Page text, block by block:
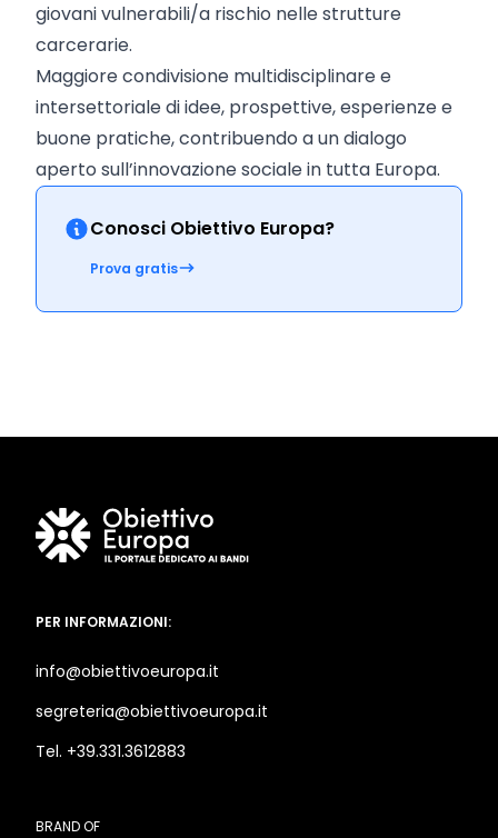
giovani vulnerabili/a rischio nelle strutture
carcerarie.
Maggiore condivisione multidisciplinare e
intersettoriale di idee, prospettive, esperienze e
buone pratiche, contribuendo a un dialogo
aperto sull’innovazione sociale in tutta Europa.
Conosci Obiettivo Europa?
Prova gratis
PER INFORMAZIONI:
info@obiettivoeuropa.it
segreteria@obiettivoeuropa.it
Tel. +39.331.3612883
BRAND OF